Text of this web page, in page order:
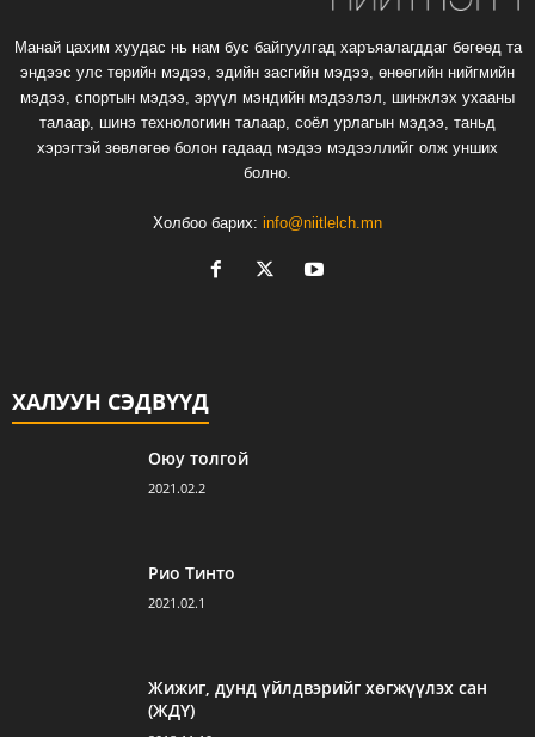
Манай цахим хуудас нь нам бус байгуулгад харъяалагддаг бөгөөд та
эндээс улс төрийн мэдээ, эдийн засгийн мэдээ, өнөөгийн нийгмийн
мэдээ, спортын мэдээ, эрүүл мэндийн мэдээлэл, шинжлэх ухааны
талаар, шинэ технологиин талаар, соёл урлагын мэдээ, таньд
хэрэгтэй зөвлөгөө болон гадаад мэдээ мэдээллийг олж унших
болно.
Холбоо барих: info@niitlelch.mn
ХАЛУУН СЭДВҮҮД
Оюу толгой
2021.02.2
Рио Тинто
2021.02.1
Жижиг, дунд үйлдвэрийг хөгжүүлэх сан
(ЖДҮ)